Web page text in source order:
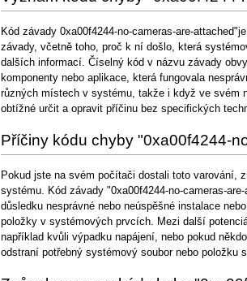
Kód závady 0xa00f4244-no-cameras-are-
závady, včetně toho, proč k ní došlo, která
dalších informací. Číselný kód v názvu závady
komponenty nebo aplikace, která fungovala
různých místech v systému, takže i když ve svém
obtížné určit a opravit příčinu bez specifických
Příčiny kódu chyby "0xa00f4244-
Pokud jste na svém počítači dostali toto varování,
systému. Kód závady "0xa00f4244-no-cameras-
důsledku nesprávné nebo neúspěšné instalace
položky v systémových prvcích. Mezi další
například kvůli výpadku napájení, nebo pokud
odstraní potřebný systémový soubor nebo položku